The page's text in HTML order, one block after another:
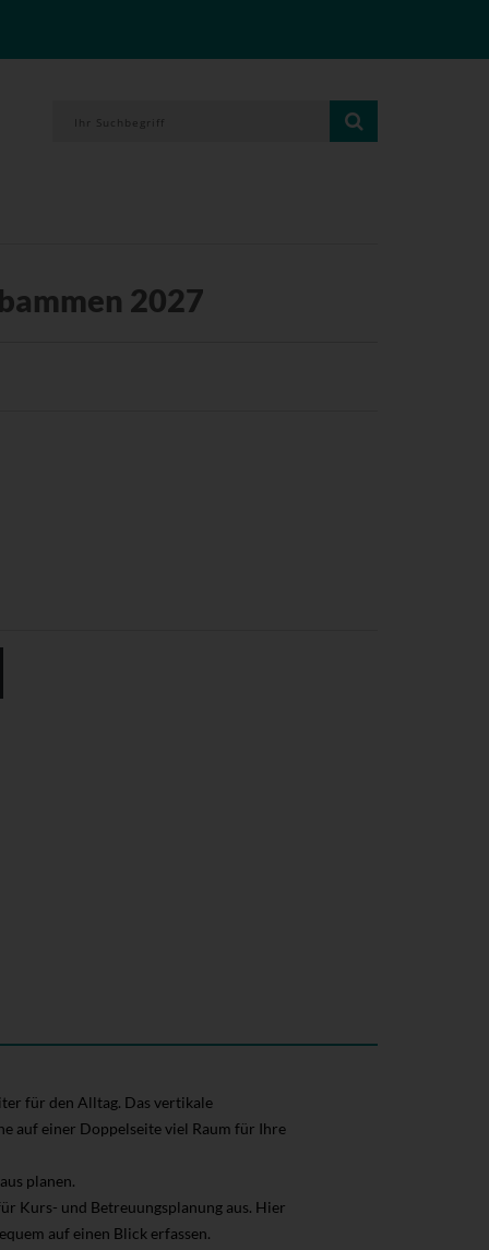
2027
für den Alltag. Das vertikale
auf einer Doppelseite viel Raum für Ihre
planen.
Kurs- und Betreuungsplanung aus. Hier
auf einen Blick erfassen.